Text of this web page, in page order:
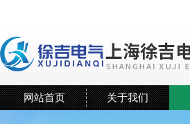
网站首页 关于我们